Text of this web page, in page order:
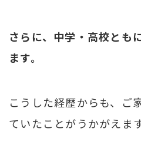
さらに、中学・高校とも
ます。
こうした経歴からも、ご
ていたことがうかがえます